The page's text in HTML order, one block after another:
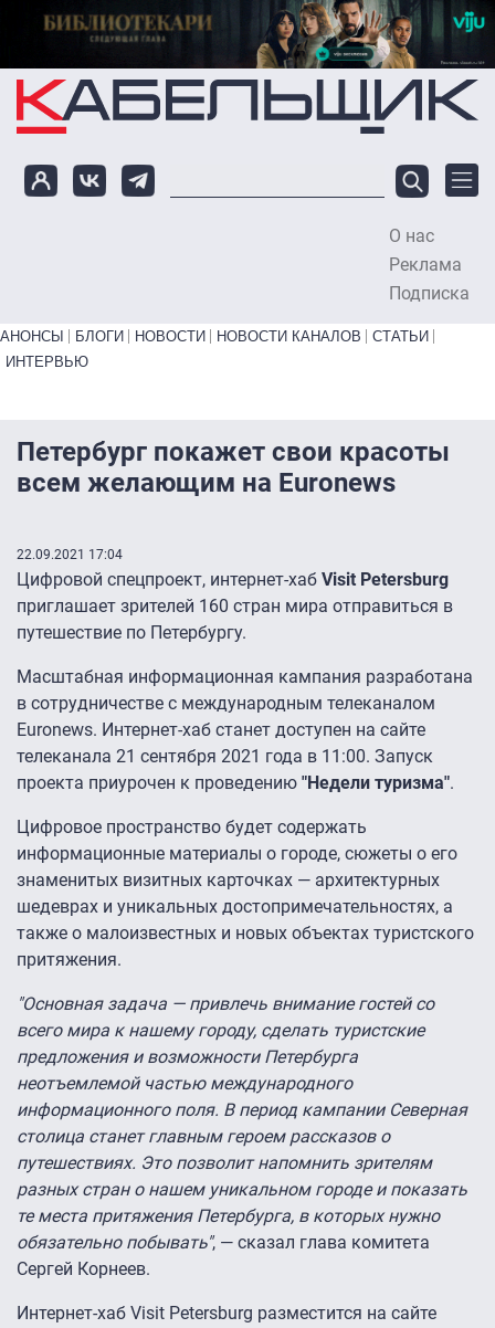
Перейти к основному содержанию
О нас
Реклама
Подписка
Primary links bottom
АНОНСЫ БЛОГИ НОВОСТИ НОВОСТИ КАНАЛОВ
СТАТЬИ
ИНТЕРВЬЮ
Петербург покажет свои красоты
всем желающим на Euronews
22.09.2021 17:04
Цифровой спецпроект, интернет-хаб Visit Petersburg
приглашает зрителей 160 стран мира отправиться в
путешествие по Петербургу.
Масштабная информационная кампания разработана
в сотрудничестве с международным телеканалом
Euronews. Интернет-хаб станет доступен на сайте
телеканала 21 сентября 2021 года в 11:00. Запуск
проекта приурочен к проведению "Недели туризма".
Цифровое пространство будет содержать
информационные материалы о городе, сюжеты о его
знаменитых визитных карточках — архитектурных
шедеврах и уникальных достопримечательностях, а
также о малоизвестных и новых объектах туристского
притяжения.
"Основная задача — привлечь внимание гостей со
всего мира к нашему городу, сделать туристские
предложения и возможности Петербурга
неотъемлемой частью международного
информационного поля. В период кампании Северная
столица станет главным героем рассказов о
путешествиях. Это позволит напомнить зрителям
разных стран о нашем уникальном городе и показать
те места притяжения Петербурга, в которых нужно
обязательно побывать", — сказал глава комитета
Сергей Корнеев.
Интернет-хаб Visit Petersburg разместится на сайте